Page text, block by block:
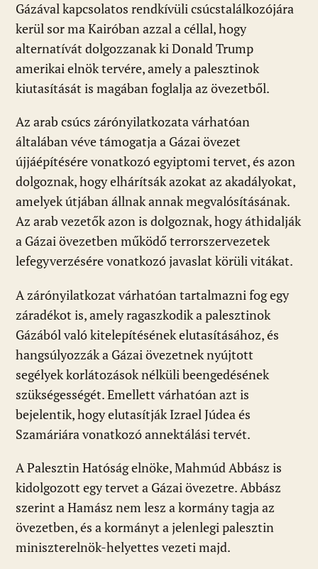
Gázával kapcsolatos rendkívüli csúcstalálkozójára
kerül sor ma Kairóban azzal a céllal, hogy
alternatívát dolgozzanak ki Donald Trump
amerikai elnök tervére, amely a palesztinok
kiutasítását is magában foglalja az övezetből.
Az arab csúcs zárónyilatkozata várhatóan
általában véve támogatja a Gázai övezet
újjáépítésére vonatkozó egyiptomi tervet, és azon
dolgoznak, hogy elhárítsák azokat az akadályokat,
amelyek útjában állnak annak megvalósításának.
Az arab vezetők azon is dolgoznak, hogy áthidalják
a Gázai övezetben működő terrorszervezetek
lefegyverzésére vonatkozó javaslat körüli vitákat.
A zárónyilatkozat várhatóan tartalmazni fog egy
záradékot is, amely ragaszkodik a palesztinok
Gázából való kitelepítésének elutasításához, és
hangsúlyozzák a Gázai övezetnek nyújtott
segélyek korlátozások nélküli beengedésének
szükségességét. Emellett várhatóan azt is
bejelentik, hogy elutasítják Izrael Júdea és
Szamáriára vonatkozó annektálási tervét.
A Palesztin Hatóság elnöke, Mahmúd Abbász is
kidolgozott egy tervet a Gázai övezetre. Abbász
szerint a Hamász nem lesz a kormány tagja az
övezetben, és a kormányt a jelenlegi palesztin
miniszterelnök-helyettes vezeti majd.